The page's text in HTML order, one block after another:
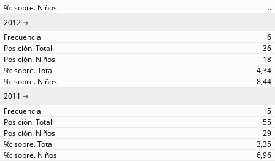
..
2012
6
36
18
4,34
8,44
2011
5
55
29
3,35
6,96